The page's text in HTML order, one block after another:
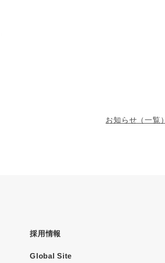
お知らせ（一覧
採用情報
Global Site